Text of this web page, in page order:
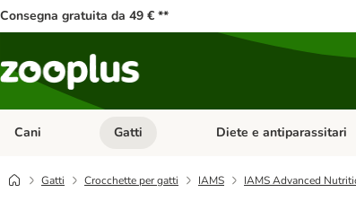
Consegna gratuita da 49 € **
Cani Apri Menu Categoria: Cani
Gatti Apri Menu Categoria: Gatti
Diete e antiparassitari
Gatti Crocchette per gatti IAMS IAMS Advanced